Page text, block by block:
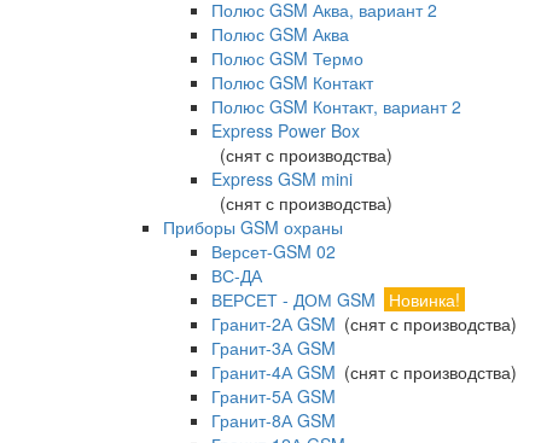
Полюс GSM Аква, вариант 2
Полюс GSM Аква
Полюс GSM Термо
Полюс GSM Контакт
Полюс GSM Контакт, вариант 2
Express Power Box
(снят с производства)
Express GSM mini
(снят с производства)
Приборы GSM охраны
Версет-GSM 02
ВС-ДА
ВЕРСЕТ - ДОМ GSM
Новинка!
Гранит-2А GSM (снят с производства)
Гранит-3А GSM
Гранит-4А GSM (снят с производства)
Гранит-5А GSM
Гранит-8А GSM